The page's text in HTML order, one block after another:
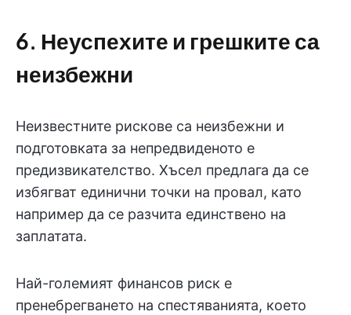
6. Неуспехите и грешките са
неизбежни
Неизвестните рискове са неизбежни и
подготовката за непредвиденото е
предизвикателство. Хъсел предлага да се
избягват единични точки на провал, като
например да се разчита единствено на
заплатата.
Най-големият финансов риск е
пренебрегването на спестяванията, което